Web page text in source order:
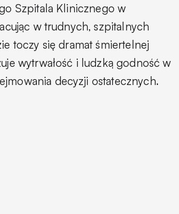
Szpitala Klinicznego w
w trudnych, szpitalnych
toczy się dramat śmiertelnej
wytrwałość i ludzką godność w
decyzji ostatecznych.